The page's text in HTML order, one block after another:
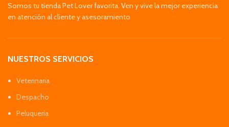
Somos tu tienda Pet Lover favorita. Ven y vive la mejor experiencia
en atención al cliente y asesoramiento
NUESTROS SERVICIOS
Veterinaria
Despacho
Peluquería